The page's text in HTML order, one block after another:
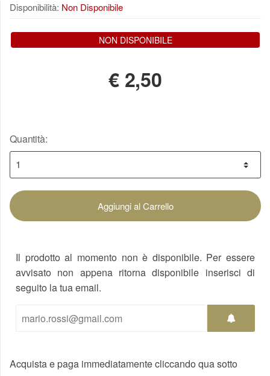
Disponibilità: Non Disponibile
NON DISPONIBILE
€ 2,50
Quantità:
Aggiungi al Carrello
Il prodotto al momento non è disponibile. Per essere
avvisato non appena ritorna disponibile inserisci di
seguito la tua email.
Acquista e paga immediatamente cliccando qua sotto